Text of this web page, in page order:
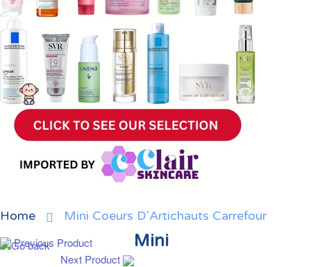
Home Mini Coeurs D'Artichauts Carrefour
Previous Product
Next Product
Mini